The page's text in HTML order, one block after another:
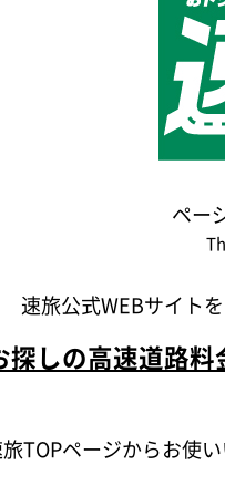
ペー
速旅公式WEBサイト
探しの高速道路
TOPページからお使